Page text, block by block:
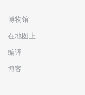
博物馆
在地图上
编译
博客